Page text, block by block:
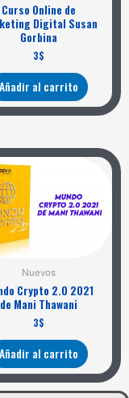
Curso Online de
Digital Susan
Gorbina
3$
Añadir al carrito
Nuevos
Crypto 2.0 2021
de Mani Thawani
3$
Añadir al carrito